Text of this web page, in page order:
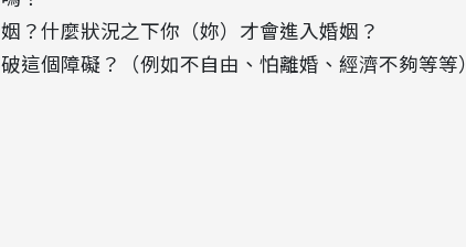
？什麼狀況之下你（妳）才會進入婚姻？
個障礙？（例如不自由、怕離婚、經濟不夠等等）